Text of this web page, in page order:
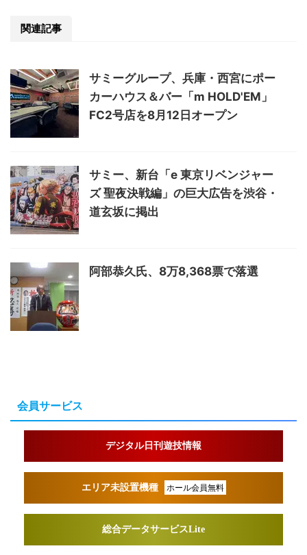
関連記事
サミーグループ、兵庫・西宮にポー
カーハウス＆バー「m HOLD'EM」
FC2号店を8月12日オープン
サミー、新台「e 東京リベンジャー
ズ 聖夜決戦編」の巨大広告を渋谷・
道玄坂に掲出
阿部恭久氏、8万8,368票で落選
会員サービス
デジタル日刊遊技情報
エリア未設置機種 ホール会員無料
総合データサービスLite